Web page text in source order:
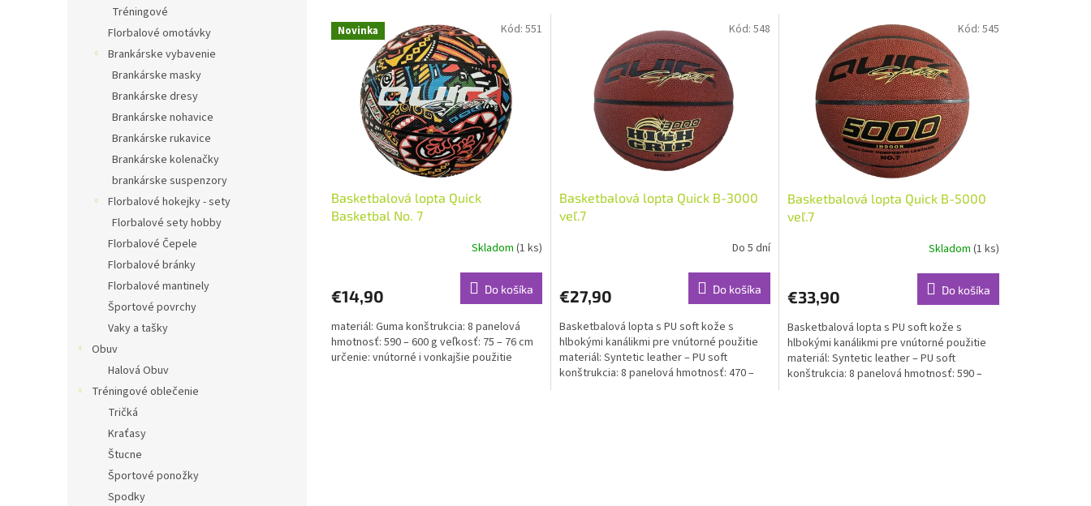
Tréningové
Florbalové omotávky
Brankárske vybavenie
Brankárske masky
Brankárske dresy
Brankárske nohavice
Brankárske rukavice
Brankárske kolenačky
brankárske suspenzory
Florbalové hokejky - sety
Florbalové sety hobby
Florbalové Čepele
Florbalové bránky
Florbalové mantinely
Športové povrchy
Vaky a tašky
Obuv
Halová Obuv
Tréningové oblečenie
Tričká
Kraťasy
Štucne
Športové ponožky
Spodky
nV Novinka
Basketbalová lopta Quick
Basketbal No. 7
Skladom (1 ks)
€14,90 Do košíka
materiál: Guma konštrukcia: 8 panelová
hmotnosť: 590 – 600 g veľkosť: 75 – 76 cm
určenie: vnútorné i vonkajšie použitie
Kód: 551
Basketbalová lopta Quick B-3000
veľ.7
Do 5 dní
€27,90 Do košíka
Basketbalová lopta s PU soft kože s
hlbokými kanálikmi pre vnútorné použitie
materiál: Syntetic leather – PU soft
konštrukcia: 8 panelová hmotnosť: 470 –
Kód: 548
Basketbalová lopta Quick B-5000
veľ.7
Skladom (1 ks)
€33,90 Do košíka
Basketbalová lopta s PU soft kože s
hlbokými kanálikmi pre vnútorné použitie
materiál: Syntetic leather – PU soft
konštrukcia: 8 panelová hmotnosť: 590 –
Kód: 545